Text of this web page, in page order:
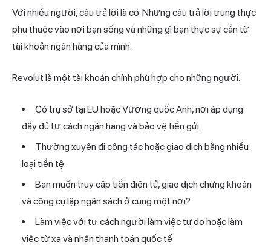
Với nhiều người, câu trả lời là có. Nhưng câu trả lời trung thực
phụ thuộc vào nơi bạn sống và những gì bạn thực sự cần từ
tài khoản ngân hàng của mình.
Revolut là một tài khoản chính phù hợp cho những người:
Có trụ sở tại EU hoặc Vương quốc Anh, nơi áp dụng
đầy đủ tư cách ngân hàng và bảo vệ tiền gửi.
Thường xuyên đi công tác hoặc giao dịch bằng nhiều
loại tiền tệ
Bạn muốn truy cập tiền điện tử, giao dịch chứng khoán
và công cụ lập ngân sách ở cùng một nơi?
Làm việc với tư cách người làm việc tự do hoặc làm
việc từ xa và nhận thanh toán quốc tế